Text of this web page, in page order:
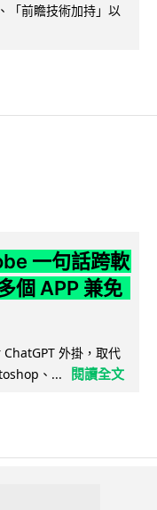
「前瞻技術加持」以
一句話跨軟
個 APP 兼免
外掛，取代
、...
閱讀全文